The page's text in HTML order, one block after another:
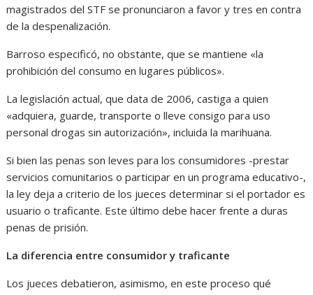
magistrados del STF se pronunciaron a favor y tres en contra
de la despenalización.
Barroso especificó, no obstante, que se mantiene «la
prohibición del consumo en lugares públicos».
La legislación actual, que data de 2006, castiga a quien
«adquiera, guarde, transporte o lleve consigo para uso
personal drogas sin autorización», incluida la marihuana.
Si bien las penas son leves para los consumidores -prestar
servicios comunitarios o participar en un programa educativo-,
la ley deja a criterio de los jueces determinar si el portador es
usuario o traficante. Este último debe hacer frente a duras
penas de prisión.
La diferencia entre consumidor y traficante
Los jueces debatieron, asimismo, en este proceso qué